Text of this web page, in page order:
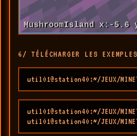
6/ TÉLÉCHARGER LES
util01@station40:~/JEUX/
util01@station40:~/JEUX/
util01@station40:~/JEUX/